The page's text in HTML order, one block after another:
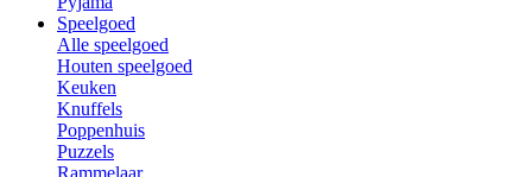
Speelgoed
Alle speelgoed
Houten speelgoed
Keuken
Knuffels
Poppenhuis
Puzzels
Rammelaar